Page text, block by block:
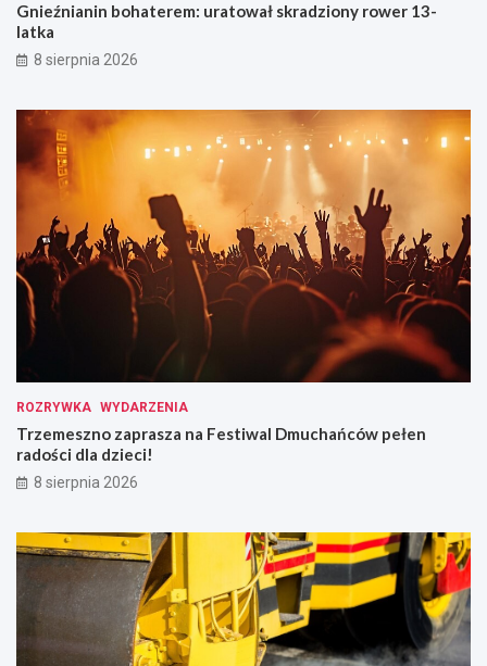
Gnieźnianin bohaterem: uratował skradziony rower 13-
latka
8 sierpnia 2026
ROZRYWKA WYDARZENIA
Trzemeszno zaprasza na Festiwal Dmuchańców pełen
radości dla dzieci!
8 sierpnia 2026